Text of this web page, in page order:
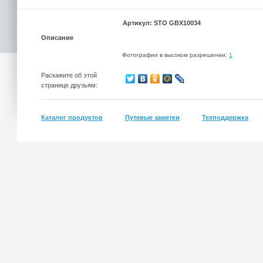
Описание
Артикул: STO GBX10034
Фотографии в высоком разрешении: 1
Раскажите об этой
странице друзьям:
Каталог продуктов Путевые заметки Техподдержка